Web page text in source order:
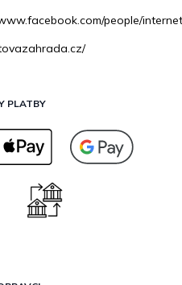
people/
PLATBY